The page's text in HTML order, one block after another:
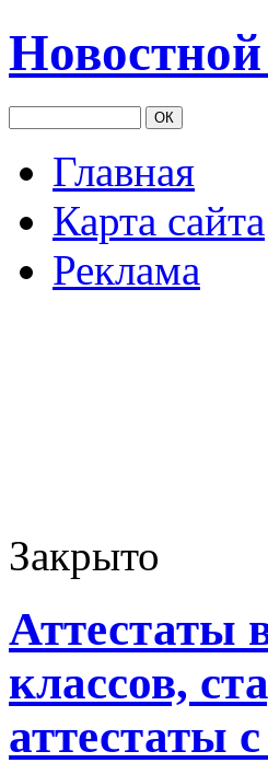
Главная
Карта сайта
Реклама
Закрыто
Аттестаты
классов,
аттестаты